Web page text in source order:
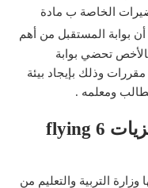
الخاصة ب مادة
بوابة المستقبل من أهم
تحضي بوابة
المستقبل مادة الإنجليزيات6 flying high مقررات وذلك بإيجاد بيئة
ومعلمه .
بوابة المستقبل مادة الإنجليزيات 6 flying
وزارة التربية والتعليم من